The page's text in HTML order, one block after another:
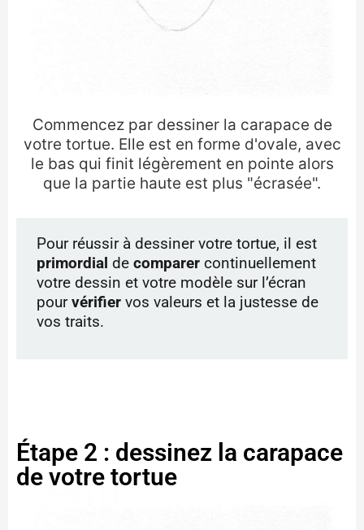
Commencez par dessiner la carapace de
votre tortue. Elle est en forme d'ovale, avec
le bas qui finit légèrement en pointe alors
que la partie haute est plus "écrasée".
Pour réussir à dessiner votre tortue, il est
primordial de comparer continuellement
votre dessin et votre modèle sur l’écran
pourvérifier vos valeurs et la justesse de
vos traits.
Étape 2 : dessinez la carapace
de votre tortue